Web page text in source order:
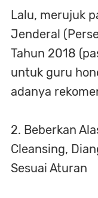
Lalu, merujuk
Jenderal
Tahun 2018
untuk guru
adanya
2. Beberkan
Cleansing,
Sesuai Aturan